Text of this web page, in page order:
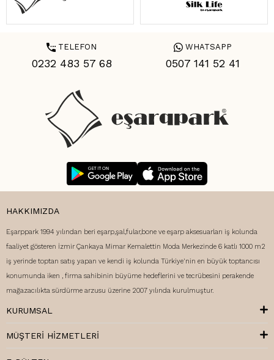
TELEFON
0232 483 57 68
WHATSAPP
0507 141 52 41
HAKKIMIZDA
Eşarppark 1994 yılından beri eşarp,şal,fular,bone ve eşarp aksesuarları iş kolunda
faaliyet gösteren İzmir Çankaya Mimar Kemalettin Moda Merkezinde 6 katlı 1000 m2
iş yerinde toptan satış yapan ve kendi iş kolunda Türkiye'nin en büyük toptancısı
konumunda iken , firma sahibinin büyüme hedeflerini ve tecrübesini perakende
mağazacılıkta sürdürme arzusu üzerine 2007 yılında kurulmuştur.
KURUMSAL
MÜŞTERI HIZMETLERI